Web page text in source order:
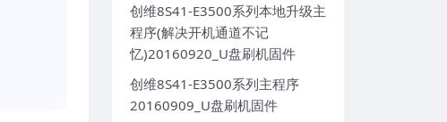
创维8S41-E3500系列本地升级主
程序(解决开机通道不记
忆)20160920_U盘刷机固件
创维8S41-E3500系列主程序
20160909_U盘刷机固件